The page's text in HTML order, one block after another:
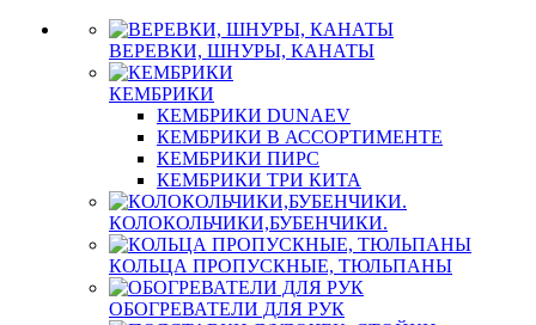
ВЕРЕВКИ, ШНУРЫ, КАНАТЫ
КЕМБРИКИ
КЕМБРИКИ DUNAEV
КЕМБРИКИ В АССОРТИМЕНТЕ
КЕМБРИКИ ПИРС
КЕМБРИКИ ТРИ КИТА
КОЛОКОЛЬЧИКИ,БУБЕНЧИКИ.
КОЛЬЦА ПРОПУСКНЫЕ, ТЮЛЬПАНЫ
ОБОГРЕВАТЕЛИ ДЛЯ РУК